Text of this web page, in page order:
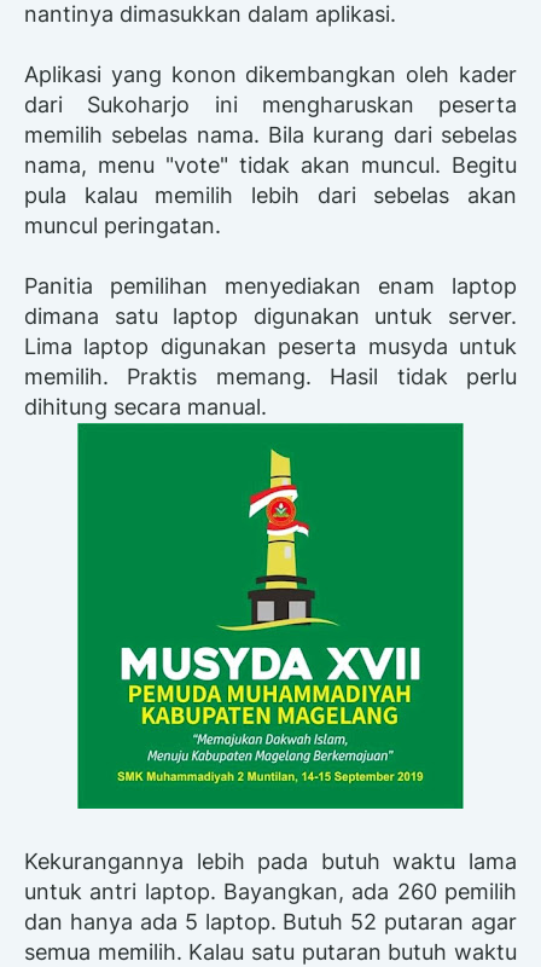
nantinya dimasukkan dalam aplikasi.
Aplikasi yang konon dikembangkan oleh kader
dari Sukoharjo ini mengharuskan peserta
memilih sebelas nama. Bila kurang dari sebelas
nama, menu "vote" tidak akan muncul. Begitu
pula kalau memilih lebih dari sebelas akan
muncul peringatan.
Panitia pemilihan menyediakan enam laptop
dimana satu laptop digunakan untuk server.
Lima laptop digunakan peserta musyda untuk
memilih. Praktis memang. Hasil tidak perlu
dihitung secara manual.
Kekurangannya lebih pada butuh waktu lama
untuk antri laptop. Bayangkan, ada 260 pemilih
dan hanya ada 5 laptop. Butuh 52 putaran agar
semua memilih. Kalau satu putaran butuh waktu